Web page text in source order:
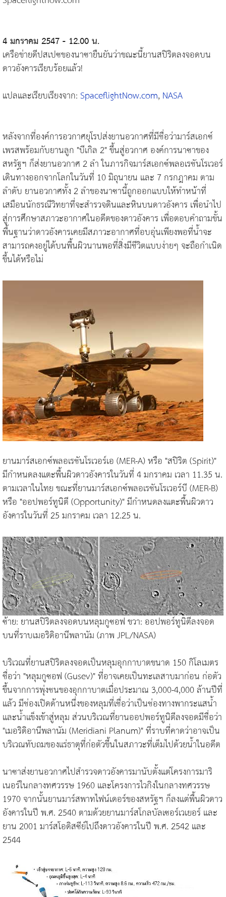
4 มกราคม 2547 - 12.00 น.
เครือข่ายดีปสเปซของนาซายืนยันว่าขณะนี้ยานสปิริตลงจอดบน
ดาวอังคารเรียบร้อยแล้ว!
แปลและเรียบเรียงจาก: SpaceflightNow.com, NASA
หลังจากที่องค์การอวกาศยุโรปส่งยานอวกาศที่มีชื่อว่ามาร์สเอกซ์
เพรสพร้อมกับยานลูก "บีเกิล 2" ขึ้นสู่อวกาศ องค์การนาซาของ
สหรัฐฯ ก็ส่งยานอวกาศ 2 ลำ ในภารกิจมาร์สเอกซ์พลอเรชันโรเวอร์
เดินทางออกจากโลกในวันที่ 10 มิถุนายน และ 7 กรกฎาคม ตาม
ลำดับ ยานอวกาศทั้ง 2 ลำของนาซานี้ถูกออกแบบให้ทำหน้าที่
เสมือนนักธรณีวิทยาที่จะสำรวจดินและหินบนดาวอังคาร เพื่อนำไป
สู่การศึกษาสภาวะอากาศในอดีตของดาวอังคาร เพื่อตอบคำถามขั้น
พื้นฐานว่าดาวอังคารเคยมีสภาวะอากาศที่อบอุ่นเพียงพอที่น้ำจะ
สามารถคงอยู่ได้บนพื้นผิวนานพอที่สิ่งมีชีวิตแบบง่ายๆ จะถือกำเนิด
ขึ้นได้หรือไม่
ยานมาร์สเอกซ์พลอเรชันโรเวอร์เอ (MER-A) หรือ "สปิริต (Spirit)"
มีกำหนดลงแตะพื้นผิวดาวอังคารในวันที่ 4 มกราคม เวลา 11.35 น.
ตามเวลาในไทย ขณะที่ยานมาร์สเอกซ์พลอเรชันโรเวอร์บี (MER-B)
หรือ "ออปพอร์ทูนิตี (Opportunity)" มีกำหนดลงแตะพื้นผิวดาว
อังคารในวันที่ 25 มกราคม เวลา 12.25 น.
ซ้าย: ยานสปิริตลงจอดบนหลุมกูซอฟ ขวา: ออปพอร์ทูนิตีลงจอด
บนที่ราบเมอริดิอานีพลานัม (ภาพ JPL/NASA)
บริเวณที่ยานสปิริตลงจอดเป็นหลุมอุกกาบาตขนาด 150 กิโลเมตร
ชื่อว่า "หลุมกูซอฟ (Gusev)" ที่อาจเคยเป็นทะเลสาบมาก่อน ก่อตัว
ขึ้นจากการพุ่งชนของอุกกาบาตเมื่อประมาณ 3,000-4,000 ล้านปีที่
แล้ว มีช่องเปิดด้านหนึ่งของหลุมที่เชื่อว่าเป็นช่องทางพากระแสน้ำ
และน้ำแข็งเข้าสู่หลุม ส่วนบริเวณที่ยานออปพอร์ทูนิตีลงจอดมีชื่อว่า
"เมอริดิอานีพลานัม (Meridiani Planum)" ที่ราบที่คาดว่าอาจเป็น
บริเวณทับถมของแร่ธาตุที่ก่อตัวขึ้นในสภาวะที่เต็มไปด้วยน้ำในอดีต
นาซาส่งยานอวกาศไปสำรวจดาวอังคารมานับตั้งแต่โครงการมาริ
เนอร์ในกลางทศวรรษ 1960 และโครงการไวกิงในกลางทศวรรษ
1970 จากนั้นยานมาร์สพาทไฟน์เดอร์ของสหรัฐฯ ก็ลงแต่พื้นผิวดาว
อังคารในปี พ.ศ. 2540 ตามด้วยยานมาร์สโกลบัลเซอร์เวเยอร์ และ
ยาน 2001 มาร์สโอดิสซีย์ไปถึงดาวอังคารในปี พ.ศ. 2542 และ
2544